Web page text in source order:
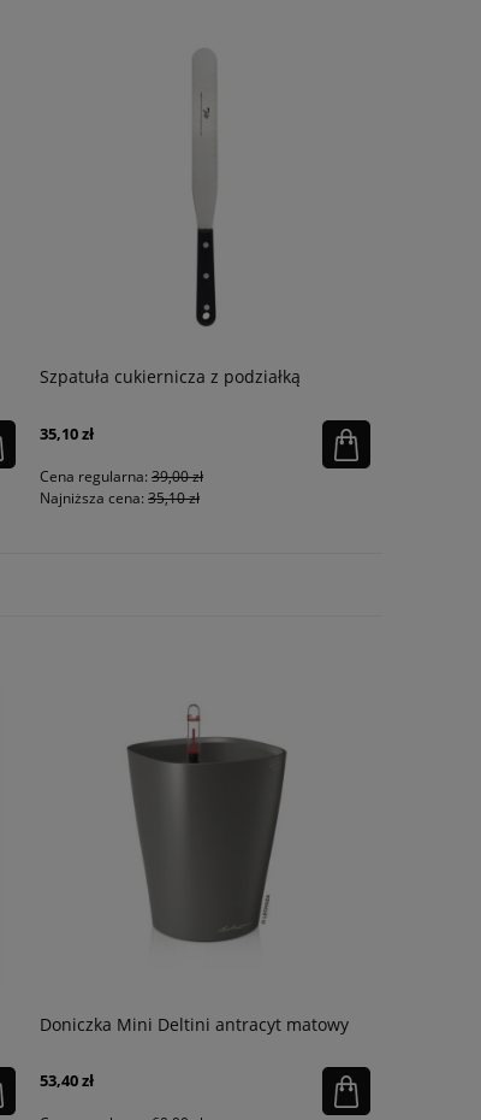
Szpatuła cukiernicza z podziałką
35,10 zł
Cena regularna: 39,00 zł
Najniższa cena: 35,10 zł
Doniczka Mini Deltini antracyt matowy
53,40 zł